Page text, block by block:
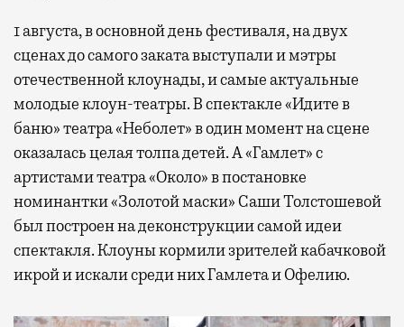
1 августа, в основной день фестиваля, на двух
сценах до самого заката выступали и мэтры
отечественной клоунады, и самые актуальные
молодые клоун-театры. В спектакле «Идите в
баню» театра «Неболет» в один момент на сцене
оказалась целая толпа детей. А «Гамлет» с
артистами театра «Около» в постановке
номинантки «Золотой маски» Саши Толстошевой
был построен на деконструкции самой идеи
спектакля. Клоуны кормили зрителей кабачковой
икрой и искали среди них Гамлета и Офелию.